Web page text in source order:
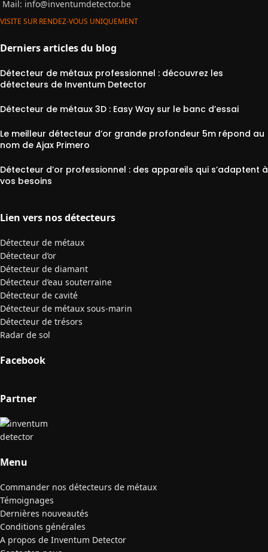
Mail: info@inventumdetector.be
VISITE SUR RENDEZ-VOUS UNIQUEMENT
Derniers articles du blog
Détecteur de métaux professionnel : découvrez les
détecteurs de Inventum Detector
Détecteur de métaux 3D : Easy Way sur le banc d’essai
Le meilleur détecteur d’or grande profondeur 5m répond au
nom de Ajax Primero
Détecteur d’or professionnel : des appareils qui s’adaptent à
vos besoins
Lien vers nos détecteurs
Détecteur de métaux
Détecteur d’or
Détecteur de diamant
Détecteur d’eau souterraine
Détecteur de cavité
Détecteur de métaux sous-marin
Détecteur de trésors
Radar de sol
Facebook
Partner
Menu
Commander nos détecteurs de métaux
Témoignages
Dernières nouveautés
Conditions générales
A propos de Inventum Detector